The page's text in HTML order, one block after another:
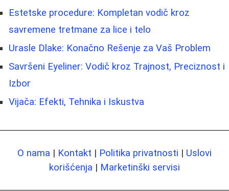
Estetske procedure: Kompletan vodič kroz
savremene tretmane za lice i telo
Urasle Dlake: Konačno Rešenje za Vaš Problem
Savršeni Eyeliner: Vodič kroz Trajnost, Preciznost i
Izbor
Vijača: Efekti, Tehnika i Iskustva
O nama | Kontakt | Politika privatnosti | Uslovi
korišćenja | Marketinški servisi